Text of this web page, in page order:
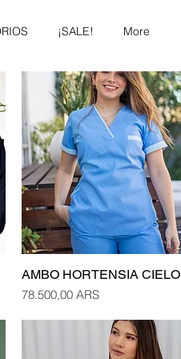
¡SALE! More
Vista rápida
AMBO HORTENSIA CIELO
Precio
78.500,00 ARS